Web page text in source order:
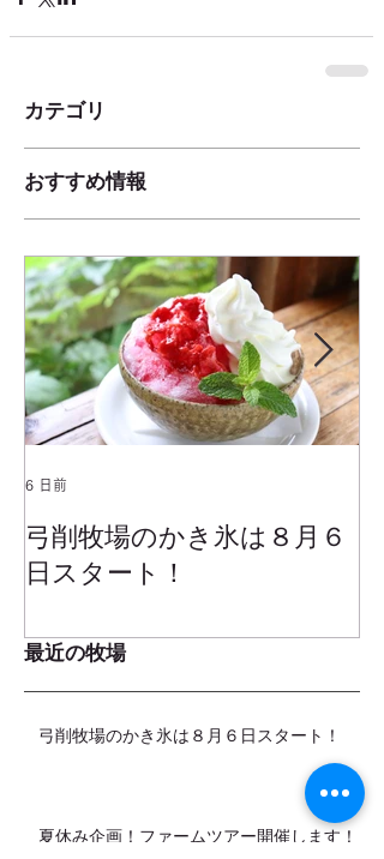
カテゴリ
おすすめ情報
弓削牧場のかき氷は８月６
日スタート！
6 日前
最近の牧場
弓削牧場のかき氷は８月６日スタート！
夏休み企画！ファームツアー開催します！